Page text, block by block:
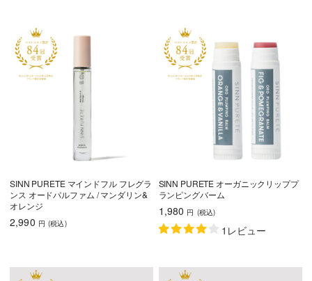
SINN PURETE マインドフル フレグラ
ンス オードパルファム / マンダリン&
オレンジ
2,990 円 (税込)
SINN PURETE オーガニックリッププ
ランピングバーム
1,980 円 (税込)
1レビュー